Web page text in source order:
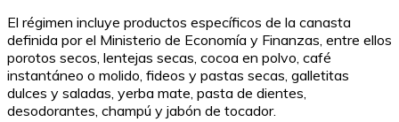
El régimen incluye productos específicos de la canasta
definida por el Ministerio de Economía y Finanzas, entre ellos
porotos secos, lentejas secas, cocoa en polvo, café
instantáneo o molido, fideos y pastas secas, galletitas
dulces y saladas, yerba mate, pasta de dientes,
desodorantes, champú y jabón de tocador.